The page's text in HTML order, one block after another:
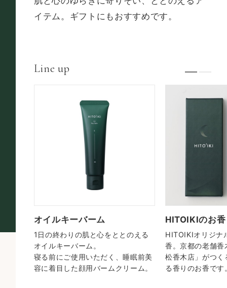
イテム。ギフトにもおすすめです。
Line up
お
オイルキーバーム
1日の終わりの肌と心をととのえる
オイルキーバーム。
寝る前にご使用いただく、睡眠前美
容に着目した顔用バームクリーム。
HITOIKIのお香
HITOIKIオリジナ
香。京都の老舗
松香木店」がつ
る香りのお香です